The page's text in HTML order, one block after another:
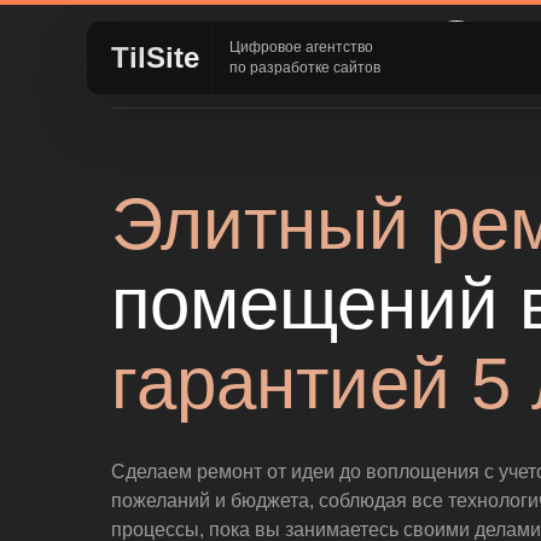
TilSite
Цифровое агентство
по разработке сайтов
Элитный
помещений
гарантией 5
Сделаем ремонт от идеи до воплощения с
пожеланий и бюджета, соблюдая все
процессы, пока вы занимаетесь своими делами
Профессиональный
ремонт в Москве